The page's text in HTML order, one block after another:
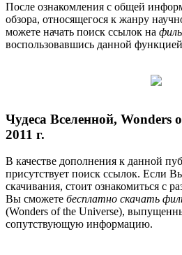
После ознакомления с общей
обзора, относящегося к жанру
можете начать поиск ссылок на
воспользовавшись данной
Чудеса Вселенной, Wonders
2011 г.
В качестве дополнения к данной
присутствует поиск ссылок. Если
скачивания, стоит ознакомиться с
Вы сможете бесплатно скачать
(Wonders of the Universe),
сопутствующую информацию.